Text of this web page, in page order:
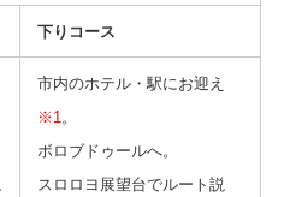
下りコース
市内のホテル・駅にお迎え
※1 。
ボロブドゥールへ。
スロロヨ展望台でルート説